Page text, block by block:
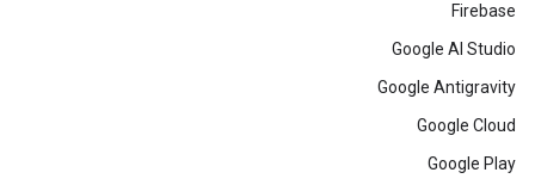
Firebase
Google AI Studio
Google Antigravity
Google Cloud
Google Play